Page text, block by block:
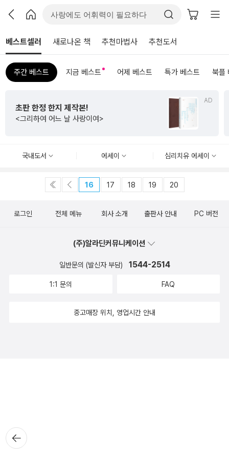
베스트셀러 새로나온 책 추천마법사 추천도서
주간 베스트 지금 베스트 어제 베스트 특가 베스트 북플
AD
초판 한정 한지 제작본!
<그리하여 어느 날 사랑이여>
국내도서 에세이 심리치유 에세이
16 17 18 19 20
뒤로가
기
로그인 전체 메뉴 회사 소개 출판사 안내 PC 버전
(주)알라딘커뮤니케이션
일반문의 (발신자 부담) 1544-2514
1:1 문의 FAQ
중고매장 위치, 영업시간 안내